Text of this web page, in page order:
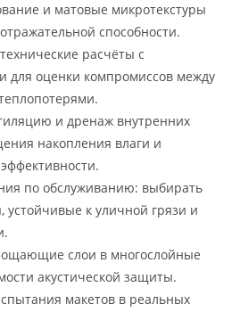
и матовые микротекстуры
способности.
расчёты с
для оценки компромиссов между
и дренаж внутренних
накопления влаги и
по обслуживанию: выбирать
устойчивые к уличной грязи и
слои в многослойные
акустической защиты.
макетов в реальных